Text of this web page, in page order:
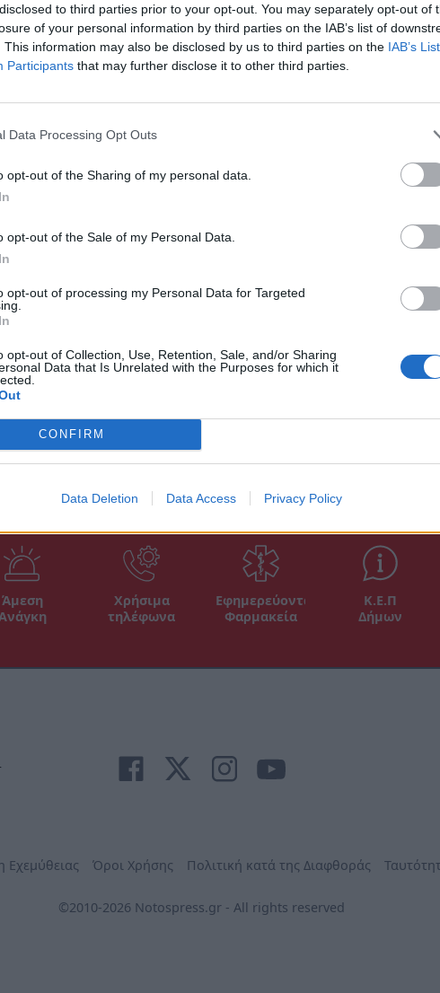
to third parties prior to your opt-out. You may separately opt-out of
of your personal information by third parties on the IAB’s list of
This information may also be disclosed by us to third parties on the IAB’s
Participants that may further disclose it to other third parties.
Data Processing Opt Outs
opt-out of the Sharing of my personal data.
opt-out of the Sale of my Personal Data.
opt-out of processing my Personal Data for Targeted
opt-out of Collection, Use, Retention, Sale, and/or Sharing
Data that Is Unrelated with the Purposes for which it
CONFIRM
Data Deletion Data Access Privacy Policy
σήμερα (3/8/11) το πρωί σε
με πληροφορίες του notospress.gr
επιχειρούσαν σε καταυλισμούς
Παλαιοπαναγιάς και Αμυκλών.
του notospress.gr συνελήφθησαν 6 άτομα
και σωματικές βλάβες, οι άλλοι δύο
απόφαση που εκκρεμούσε η γυναίκα. Οι 2
οικοδομικές εργασίες μέσα
Έξι κυνηγετικά όπλα η νομιμότητα των
πλήρες με τηλεοράσεις plasma συσκευές
τον Αστυνόμο Β’ Ζαχαρία Αγρανιώτη.
Άμεση
Χρήσιμα
τηλέφωνα
Εφημερεύοντα
Φαρμακεία
Κ.Ε.Π
Δήμων
Εχεμύθειας Όροι Χρήσης Πολιτική κατά της Διαφθοράς
©2010-2026 Notospress.gr - All rights reserved